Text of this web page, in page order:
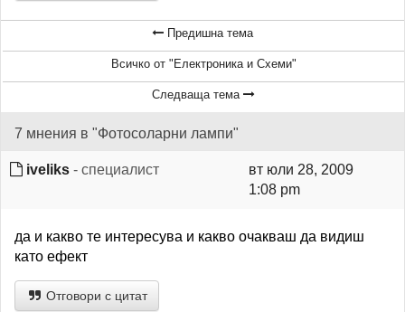
Предишна тема
Всичко от "Електроника и Схеми"
Следваща тема
7 мнения в "Фотосоларни лампи"
iveliks - специалист
вт юли 28, 2009
1:08 pm
да и какво те интересува и какво очакваш да видиш
като ефект
Отговори с цитат